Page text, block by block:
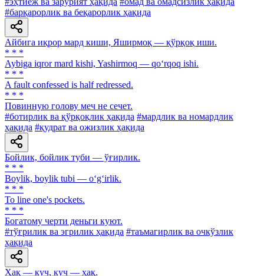
#барқарорлик ва беқарорлик ҳақида
Айбига иқрор мард киши, Яширмоқ — қўрқоқ иши.
* * *
Aybiga iqror mard kishi, Yashirmoq — qo‘rqoq ishi.
* * *
A fault confessed is half redressed.
* * *
Повинную голову меч не сечет.
#ботирлик ва қўрқоқлик ҳақида #мардлик ва номардлик
ҳақида #қудрат ва ожизлик ҳақида
Бойлик, бойлик туби — ўғирлик.
* * *
Boylik, boylik tubi — o‘g‘irlik.
* * *
To line one's pockets.
* * *
Богатому черти деньги куют.
#тўғрилик ва эгрилик ҳақида #таъмагирлик ва очкўзлик
ҳақида
Ҳақ — куч, куч — ҳақ.